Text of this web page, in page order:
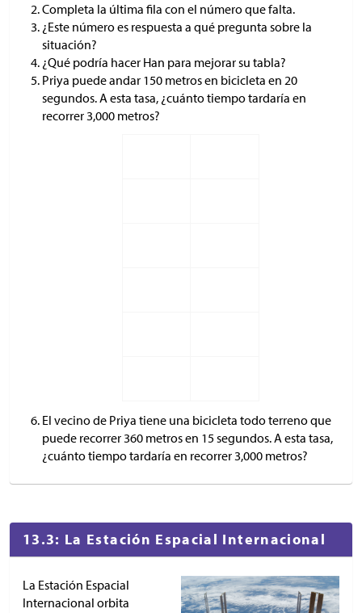
Completa la última fila con el número que falta.
¿Este número es respuesta a qué pregunta sobre la
situación?
¿Qué podría hacer Han para mejorar su tabla?
Priya puede andar 150 metros en bicicleta en 20
segundos. A esta tasa, ¿cuánto tiempo tardaría en
recorrer 3,000 metros?
El vecino de Priya tiene una bicicleta todo terreno que
puede recorrer 360 metros en 15 segundos. A esta tasa,
¿cuánto tiempo tardaría en recorrer 3,000 metros?
13.3: La Estación Espacial Internacional
La Estación Espacial
Internacional orbita